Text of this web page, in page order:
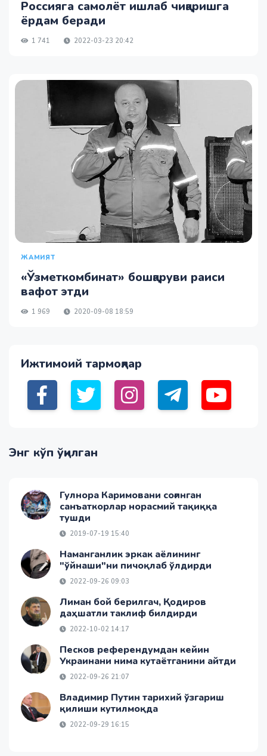
Россияга самолёт ишлаб чиқаришга
ёрдам беради
1 741 2022-03-23 20:42
ЖАМИЯТ
«Ўзметкомбинат» бошқаруви раиси
вафот этди
1 969 2020-09-08 18:59
Ижтимоий тармоқлар
Энг кўп ўқилган
Гулнора Каримовани соғинган
санъаткорлар норасмий тақиққа
тушди
2019-07-19 15:40
Наманганлик эркак аёлининг
"ўйнаши"ни пичоқлаб ўлдирди
2022-09-26 09:03
Лиман бой берилгач, Қодиров
даҳшатли таклиф билдирди
2022-10-02 14:17
Песков референдумдан кейин
Украинани нима кутаётганини айтди
2022-09-26 21:07
Владимир Путин тарихий ўзгариш
қилиши кутилмоқда
2022-09-29 16:15